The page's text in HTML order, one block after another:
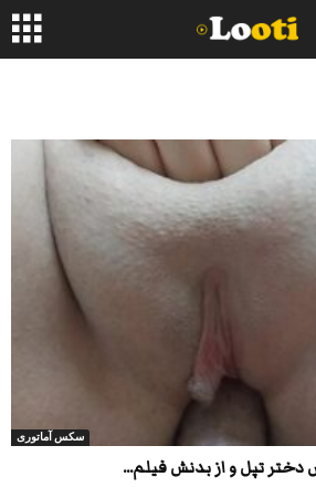
سکس آماتوری
تپل و از بدنش فیلم...